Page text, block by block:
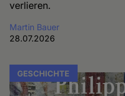
verlieren.
Martin Bauer
28.07.2026
GESCHICHTE